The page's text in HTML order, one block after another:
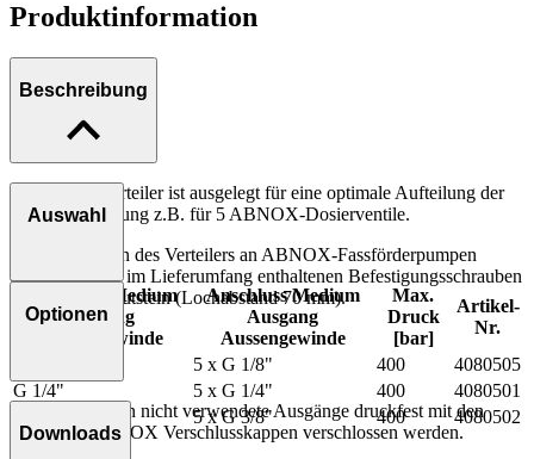
Produktinformation
Beschreibung
Der 5-Fach Verteiler ist ausgelegt für eine optimale Aufteilung der
Materialzuführung z.B. für 5 ABNOX-Dosierventile.
Zum Befestigen des Verteilers an ABNOX-Fassförderpumpen
eignen sich die im Lieferumfang enthaltenen Befestigungsschrauben
M8x16 inkl. Nutstein (Lochabstand 70 mm).
Auswahl
Anschluss Medium
Eingang
Aussengewinde
Anschluss Medium
Ausgang
Aussengewinde
Max.
Druck
[bar]
Artikel-
Nr.
5 x G 1/8" 400
4080505
G 1/4"
5 x G 1/4" 400
4080501
5 x G 3/8" 400 4080502
Optionen
Optional können nicht verwendete Ausgänge druckfest mit den
folgenden ABNOX Verschlusskappen verschlossen werden.
Downloads